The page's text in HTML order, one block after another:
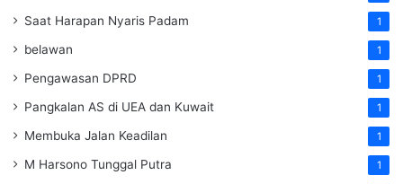
Saat Harapan Nyaris Padam 1
belawan 1
Pengawasan DPRD 1
Pangkalan AS di UEA dan Kuwait 1
Membuka Jalan Keadilan 1
M Harsono Tunggal Putra 1